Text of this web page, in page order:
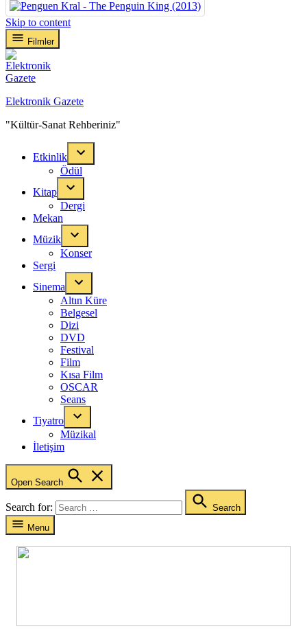
Skip to content
Filmler
Elektronik Gazete
"Kültür-Sanat Rehberiniz"
Etkinlik
Ödül
Kitap
Dergi
Mekan
Müzik
Konser
Sergi
Sinema
Altın Küre
Belgesel
Dizi
DVD
Festival
Film
Kısa Film
OSCAR
Seans
Tiyatro
Müzikal
İletişim
Open Search
Search for:
Search
Menu